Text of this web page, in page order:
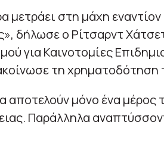
μετράει στη μάχη
δήλωσε ο Ρίτσαρντ
για Καινοτομίες
τη χρηματοδότηση
αποτελούν μόνο ένα μέρος
Παράλληλα